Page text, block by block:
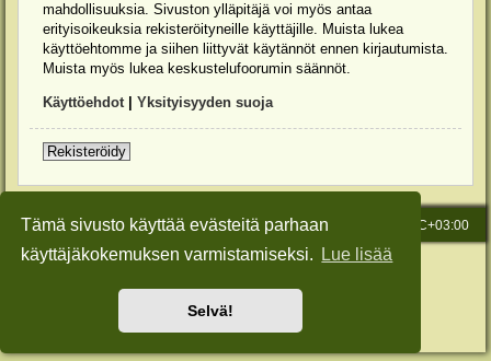
Tämä sivusto käyttää evästeitä parhaan
käyttäjäkokemuksen varmistamiseksi.
Lue lisää
Selvä!
mahdollisuuksia. Sivuston ylläpitäjä voi myös antaa
erityisoikeuksia rekisteröityneille käyttäjille. Muista lukea
käyttöehtomme ja siihen liittyvät käytännöt ennen kirjautumista.
Muista myös lukea keskustelufoorumin säännöt.
Käyttöehdot| Yksityisyyden suoja
Rekisteröidy
Etusivu Kaikki ajat ovat UTC+03:00
Viesti Ylläpidolle
Keskustelufoorumin ohjelmistophpBB® Forum Software © phpBB Limited